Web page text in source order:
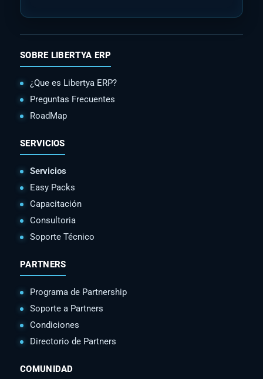
SOBRE LIBERTYA ERP
¿Que es Libertya ERP?
Preguntas Frecuentes
RoadMap
SERVICIOS
Servicios
Easy Packs
Capacitación
Consultoria
Soporte Técnico
PARTNERS
Programa de Partnership
Soporte a Partners
Condiciones
Directorio de Partners
COMUNIDAD